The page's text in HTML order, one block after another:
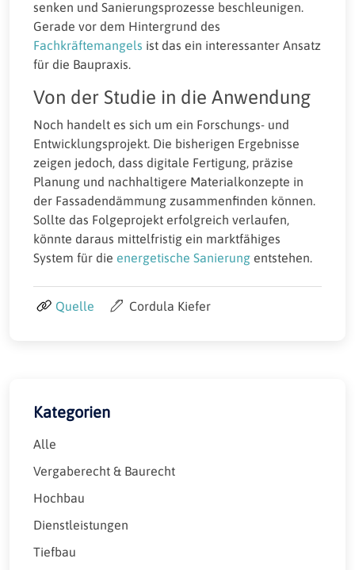
senken und Sanierungsprozesse beschleunigen.
Gerade vor dem Hintergrund des
Fachkräftemangels ist das ein interessanter Ansatz
für die Baupraxis.
Von der Studie in die Anwendung
Noch handelt es sich um ein Forschungs- und
Entwicklungsprojekt. Die bisherigen Ergebnisse
zeigen jedoch, dass digitale Fertigung, präzise
Planung und nachhaltigere Materialkonzepte in
der Fassadendämmung zusammenfinden können.
Sollte das Folgeprojekt erfolgreich verlaufen,
könnte daraus mittelfristig ein marktfähiges
System für die energetische Sanierung entstehen.
Quelle Cordula Kiefer
Kategorien
Alle
Vergaberecht & Baurecht
Hochbau
Dienstleistungen
Tiefbau